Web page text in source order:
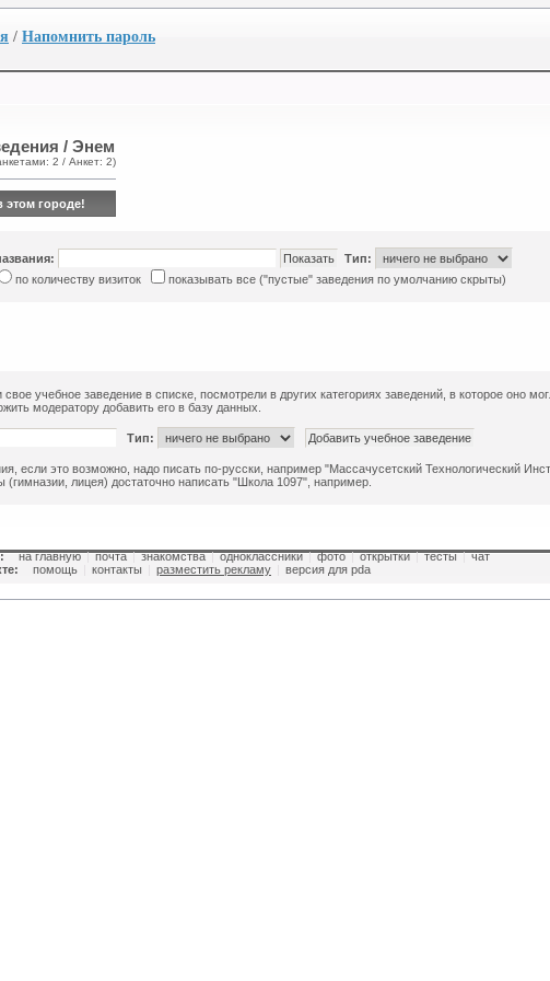
/ Напомнить пароль
/ Энем
2 / Анкет: 2)
этом городе!
Тип:
по количеству визиток показывать все ("пустые" заведения по умолчанию скрыты)
учебное заведение в списке, посмотрели в других категориях заведений, в которое оно
модератору добавить его в базу данных.
Тип:
если это возможно, надо писать по-русски, например "Массачусетский Технологический
(гимназии, лицея) достаточно написать "Школа 1097", например.
на главную | почта | знакомства | одноклассники | фото | открытки | тесты | чат
помощь контакты разместить рекламу версия для pda